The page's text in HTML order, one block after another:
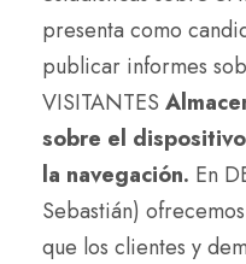
presenta como
publicar informes
VISITANTES
sobre el
la navegación. En
Sebastián)
que los clientes y